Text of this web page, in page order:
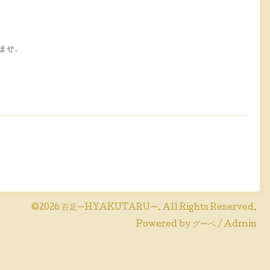
せ。
©2026 百足ーHYAKUTARUー. All Rights Reserved.
Powered by グーペ / Admin